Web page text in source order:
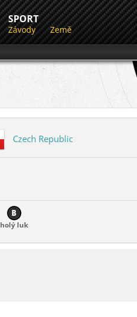
SPORT
Závody Země
Czech Republic
holý luk